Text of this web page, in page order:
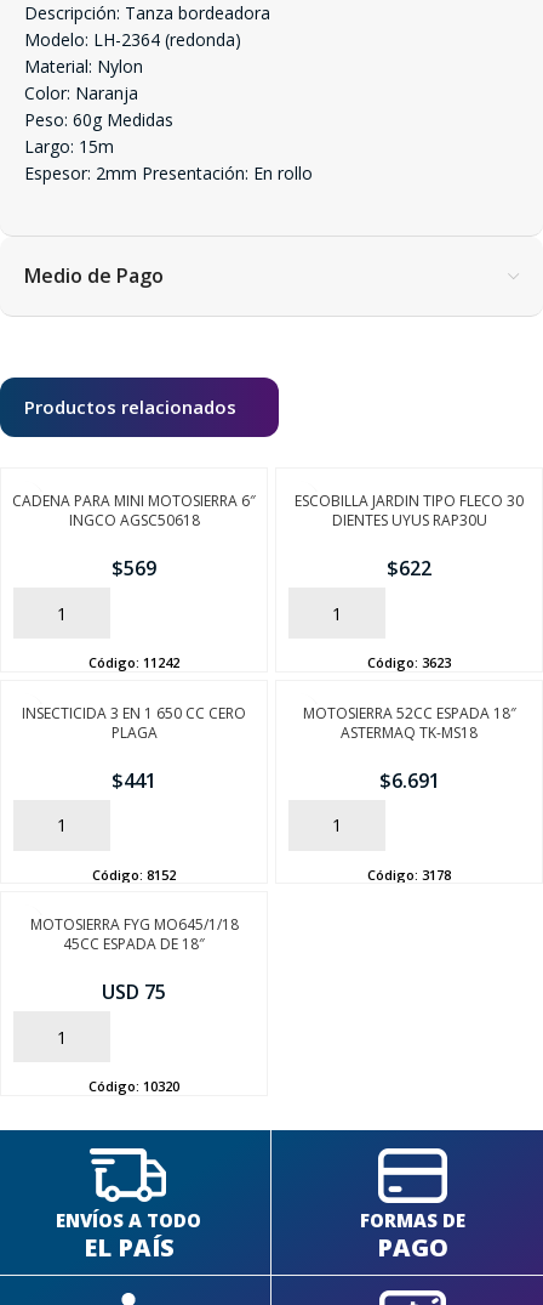
Descripción: Tanza bordeadora
Modelo: LH-2364 (redonda)
Material: Nylon
Color: Naranja
Peso: 60g Medidas
Largo: 15m
Espesor: 2mm Presentación: En rollo
Medio de Pago
Productos relacionados
CADENA PARA MINI MOTOSIERRA 6″
INGCO AGSC50618
$569
AÑADIR
Código: 11242
ESCOBILLA JARDIN TIPO FLECO 30
DIENTES UYUS RAP30U
$622
AÑADIR
Código: 3623
INSECTICIDA 3 EN 1 650 CC CERO
PLAGA
$441
AÑADIR
Código: 8152
MOTOSIERRA 52CC ESPADA 18″
ASTERMAQ TK-MS18
$6.691
AÑADIR
Código: 3178
MOTOSIERRA FYG MO645/1/18
45CC ESPADA DE 18″
USD 75
AÑADIR
Código: 10320
ENVÍOS A TODO
EL PAÍS
FORMAS DE
PAGO